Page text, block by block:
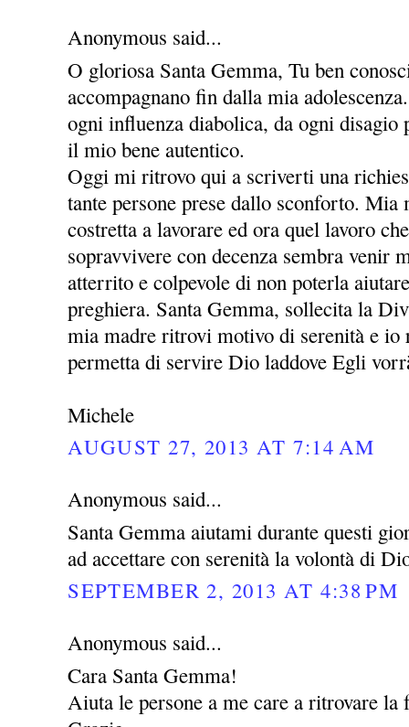
Anonymous said...
O gloriosa Santa Gemma, Tu ben
accompagnano fin dalla mia
ogni influenza diabolica, da ogni disagio
il mio bene autentico.
Oggi mi ritrovo qui a scriverti una
tante persone prese dallo sconforto. Mia
costretta a lavorare ed ora quel lavoro
sopravvivere con decenza sembra venir
atterrito e colpevole di non poterla
preghiera. Santa Gemma, sollecita la
mia madre ritrovi motivo di serenità e
permetta di servire Dio laddove Egli
Michele
AUGUST 27, 2013 AT 7:14 AM
Anonymous said...
Santa Gemma aiutami durante questi
ad accettare con serenità la volontà di
SEPTEMBER 2, 2013 AT 4:38 PM
Anonymous said...
Cara Santa Gemma!
Aiuta le persone a me care a ritrovare